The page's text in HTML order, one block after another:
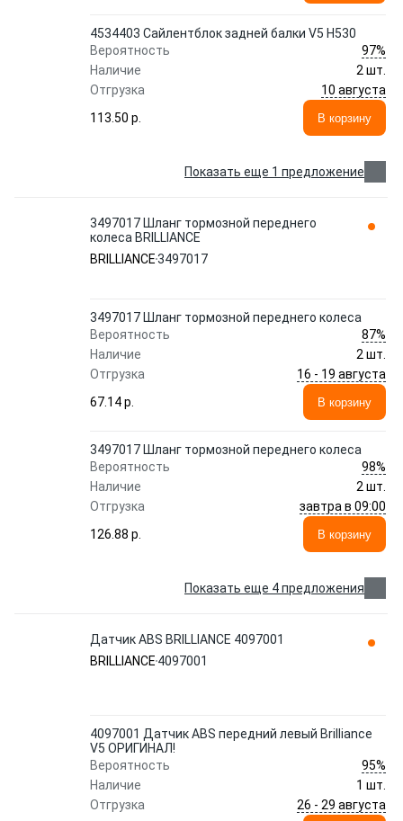
4534403 Сайлентблок задней балки V5 H530
Вероятность
97%
Наличие
2 шт.
Отгрузка
10 августа
113.50 p.
В корзину
Показать еще 1 предложение
3497017 Шланг тормозной переднего
колеса BRILLIANCE
BRILLIANCE3497017
3497017 Шланг тормозной переднего колеса
Вероятность
87%
Наличие
2 шт.
Отгрузка
16 - 19 августа
67.14 p.
В корзину
3497017 Шланг тормозной переднего колеса
Вероятность
98%
Наличие
2 шт.
Отгрузка
завтра в 09:00
126.88 p.
В корзину
Показать еще 4 предложения
Датчик ABS BRILLIANCE 4097001
BRILLIANCE 4097001
4097001 Датчик ABS передний левый Brilliance
V5 ОРИГИНАЛ!
Вероятность
95%
Наличие
1 шт.
Отгрузка
26 - 29 августа